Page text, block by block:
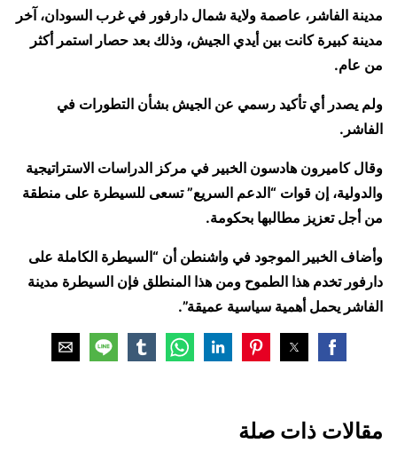
مدينة الفاشر، عاصمة ولاية شمال دارفور في غرب السودان، آخر
مدينة كبيرة كانت بين أيدي الجيش، وذلك بعد حصار استمر أكثر
من عام.
ولم يصدر أي تأكيد رسمي عن الجيش بشأن التطورات في
الفاشر.
وقال كاميرون هادسون الخبير في مركز الدراسات الاستراتيجية
والدولية، إن قوات “الدعم السريع” تسعى للسيطرة على منطقة
من أجل تعزيز مطالبها بحكومة.
وأضاف الخبير الموجود في واشنطن أن “السيطرة الكاملة على
دارفور تخدم هذا الطموح ومن هذا المنطلق فإن السيطرة مدينة
الفاشر يحمل أهمية سياسية عميقة”.
مقالات ذات صلة